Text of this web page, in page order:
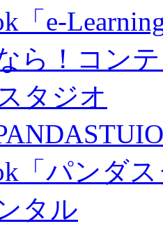
「e-
ら！コン
タジオ
「パンダ
タル